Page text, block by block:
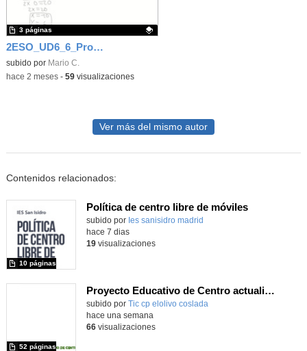
2ESO_UD6_6_Problemas de sistemas
Contenido educativo.
subido por Mario C.
3 páginas
-hace 2 meses- 59visualizaciones
Ver más del mismo autor
Contenidos relacionados:
Política de centro libre de móviles
subido por Ies sanisidro madrid
10 páginas
hace 7 dias
19visualizaciones
Proyecto Educativo de Centro actualizado 2026
subido por Tic cp elolivo coslada
52 páginas
hace una semana
66visualizaciones